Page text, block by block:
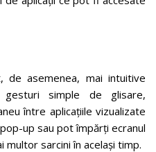
de asemenea, mai intuitive
simple de glisare,
între aplicațiile vizualizate
up sau pot împărți ecranul
sarcini în același timp.